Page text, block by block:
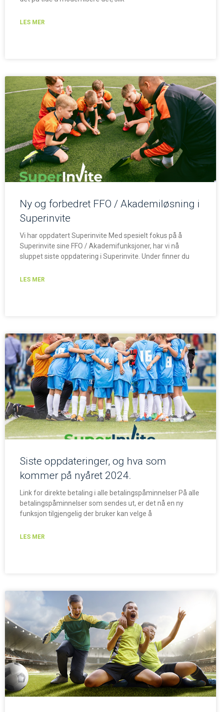
LES MER
Ny og forbedret FFO / Akademiløsning i
Superinvite
Vi har oppdatert Superinvite Med spesielt fokus på å
Superinvite sine FFO / Akademifunksjoner, har vi nå
sluppet siste oppdatering i Superinvite. Under finner du
LES MER
Siste oppdateringer, og hva som
kommer på nyåret 2024.
Link for direkte betaling i alle betalingspåminnelser På alle
betalingspåminnelser som sendes ut, er det nå en ny
funksjon tilgjengelig der bruker kan velge å
LES MER